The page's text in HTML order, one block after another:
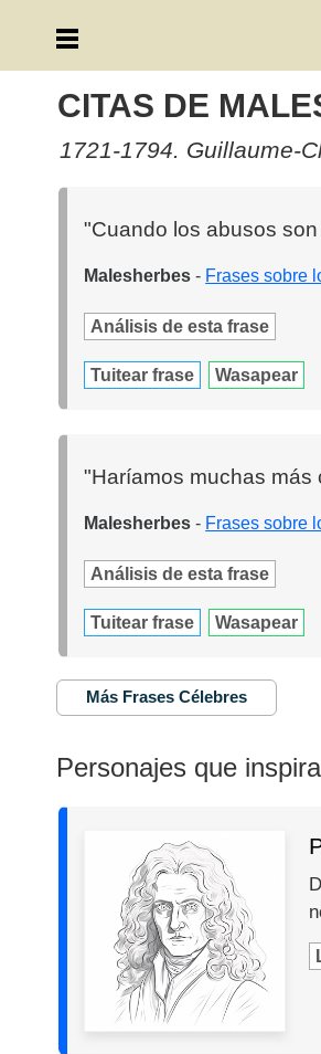
CITAS DE
1721-1794. Guillaume-
"Cuando los abusos
Malesherbes - Frases sobre
Análisis de esta frase
Tuitear frase Wasapear
"Haríamos muchas más
Malesherbes - Frases sobre
Análisis de esta frase
Tuitear frase Wasapear
Más Frases Célebres
Personajes que